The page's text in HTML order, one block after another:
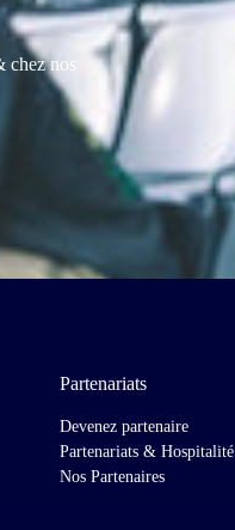
chez nos
Partenariats
Devenez partenaire
Partenariats & Hospitalité
Nos Partenaires